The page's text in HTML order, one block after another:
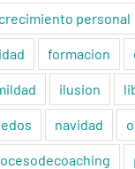
crecimiento personal
formacion
ilusion
navidad